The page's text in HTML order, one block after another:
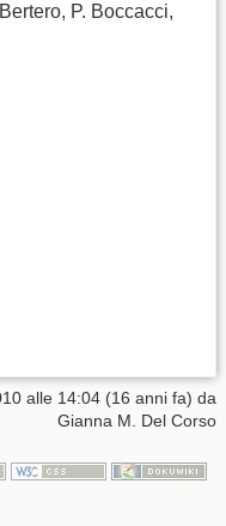
P. Boccacci,
alle 14:04 (16 anni fa) da
Gianna M. Del Corso